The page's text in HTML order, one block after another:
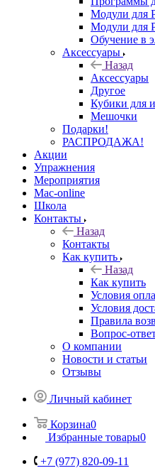
Модули для
Модули для
Обучение в
Аксессуары
Назад
Аксессуары
Другое
Кубики для
Мешочки
Подарки!
РАСПРОДАЖА!
Акции
Упражнения
Мероприятия
Mac-online
Школа
Контакты
Назад
Контакты
Как купить
Назад
Как купить
Условия
Условия
Правила
Вопрос-
О компании
Новости и статьи
Отзывы
Личный кабинет
Корзина0
Избранные товары0
+7 (977) 820-09-11